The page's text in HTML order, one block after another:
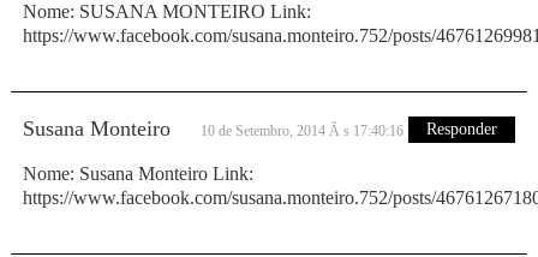
Nome: SUSANA MONTEIRO Link:
https://www.facebook.com/susana.monteiro.752/posts/
Susana Monteiro 10 de Setembro, 2014 Ã s 17:40:16 Responder
Nome: Susana Monteiro Link:
https://www.facebook.com/susana.monteiro.752/posts/